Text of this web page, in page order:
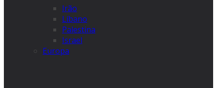
Irão
Líbano
Palestina
Israel
Europa